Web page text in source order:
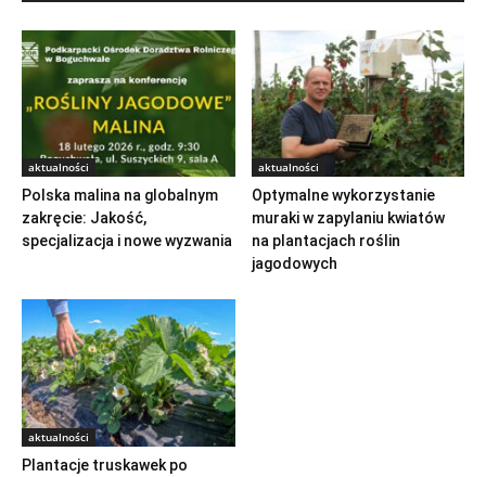
aktualności
Polska malina na globalnym
zakręcie: Jakość,
specjalizacja i nowe wyzwania
aktualności
Optymalne wykorzystanie
muraki w zapylaniu kwiatów
na plantacjach roślin
jagodowych
aktualności
Plantacje truskawek po